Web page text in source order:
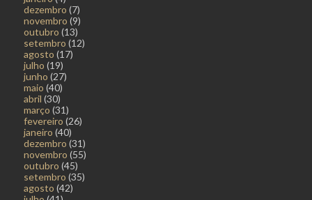
dezembro (7)
novembro (9)
outubro (13)
setembro (12)
agosto (17)
julho (19)
junho (27)
maio (40)
abril (30)
março (31)
fevereiro (26)
janeiro (40)
dezembro (31)
novembro (55)
outubro (45)
setembro (35)
agosto (42)